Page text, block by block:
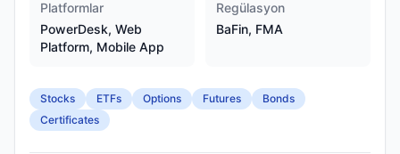
Platformlar
PowerDesk, Web
Platform, Mobile App
Regülasyon
BaFin, FMA
Stocks ETFs Options Futures
Bonds
Certificates